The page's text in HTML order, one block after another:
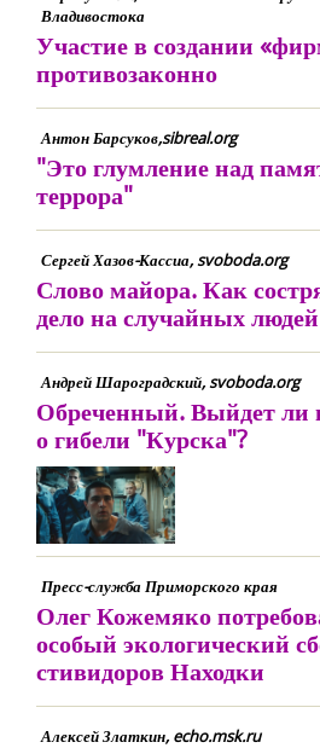
Владивостока
Участие в создании
противозаконно
Антон Барсуков,sibreal.org
"Это глумление над
террора"
Сергей Хазов-Кассиа, svoboda.org
Слово майора. Как
дело на случайных людей
Андрей Шароградский, svoboda.org
Обреченный. Выйдет ли
о гибели "Курска"?
Пресс-служба Приморского края
Олег Кожемяко
особый экологический
стивидоров Находки
Алексей Златкин, echo.msk.ru